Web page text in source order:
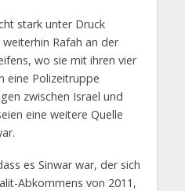
stark unter Druck
Rafah an der
wo sie mit ihren vier
eine Polizeitruppe
zwischen Israel und
eine weitere Quelle
es Sinwar war, der sich
Abkommens von 2011,